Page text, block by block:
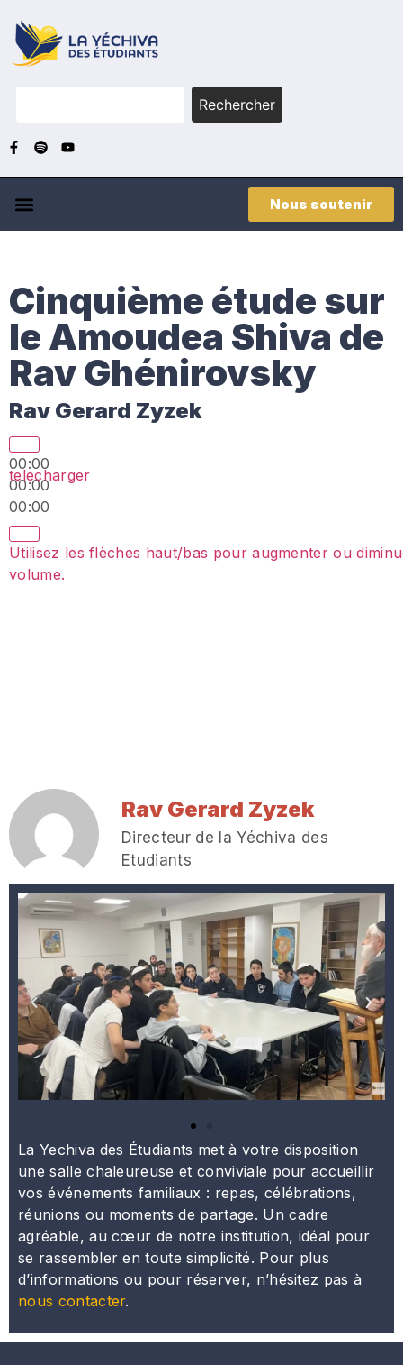
Rechercher
Nous soutenir
Cinquième étude sur
le Amoudea Shiva de
Rav Ghénirovsky
Rav Gerard Zyzek
00:00
00:00
00:00
Utilisez les flèches haut/bas pour augmenter ou
volume.
telecharger
Rav Gerard Zyzek
Directeur de la Yéchiva des
Etudiants
La Yechiva des Étudiants met à votre disposition
une salle chaleureuse et conviviale pour accueillir
vos événements familiaux : repas, célébrations,
réunions ou moments de partage. Un cadre
agréable, au cœur de notre institution, idéal pour
se rassembler en toute simplicité. Pour plus
d’informations ou pour réserver, n’hésitez pas à
nous contacter.